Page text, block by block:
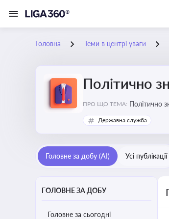
Головна Теми в центрі уваги
Політично
ПРО ЩО ТЕМА: Політично
Державна служба
Головне за добу (AI) Усі публікації
ГОЛОВНЕ ЗА ДОБУ
Головне за сьогодні